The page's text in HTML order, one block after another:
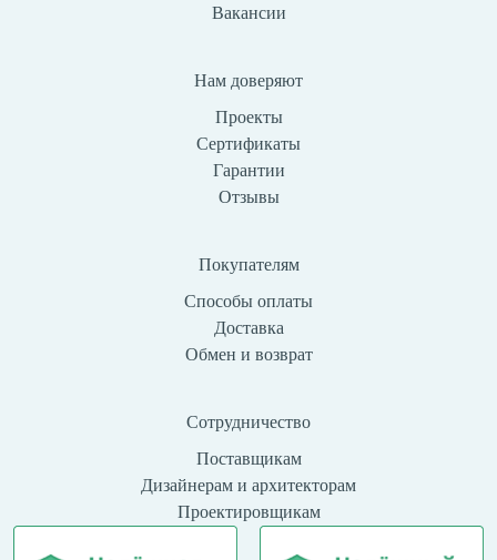
Вакансии
Нам доверяют
Проекты
Сертификаты
Гарантии
Отзывы
Покупателям
Способы оплаты
Доставка
Обмен и возврат
Сотрудничество
Поставщикам
Дизайнерам и архитекторам
Проектировщикам